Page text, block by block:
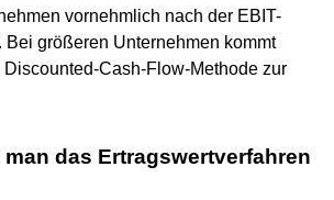
vornehmlich nach der EBIT-
Bei größeren Unternehmen kommt
Cash-Flow-Methode zur
man das Ertragswertverfahren